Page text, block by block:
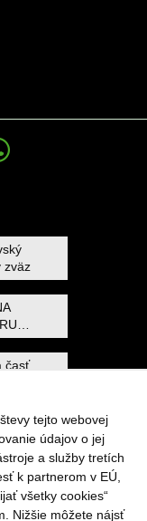
News
zväz
časť
tejto webovej
údajov o jej
a služby tretích
k partnerom v EÚ,
všetky cookies“
Nižšie môžete nájsť